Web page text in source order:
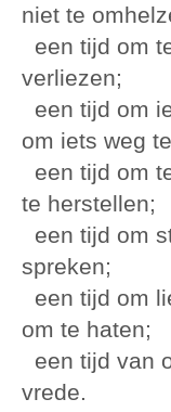
niet te
een tijd om
verliezen;
een tijd om
om iets weg
een tijd om
te herstellen;
een tijd om
spreken;
een tijd om
om te haten;
een tijd van
vrede.